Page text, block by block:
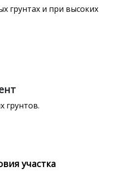
грунтах и при высоких
грунтов.
участка